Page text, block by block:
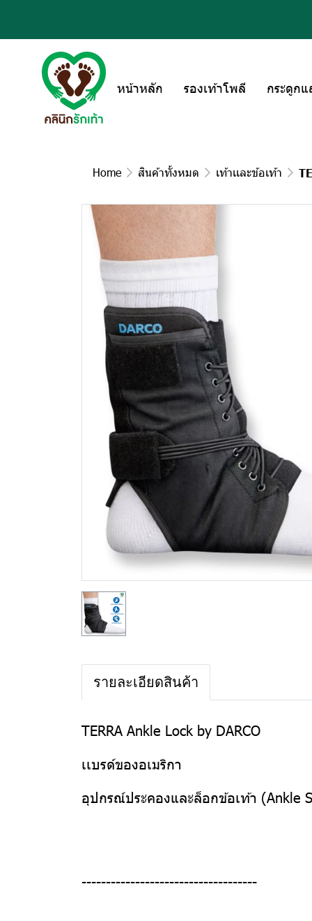
หน้าหลัก รองเท้าโพลี กระดูกแ
Home สินค้าทั้งหมด เท้าเเละข้อเท้า
รายละเอียดสินค้า
TERRA Ankle Lock by DARCO
เเบรด์ของอเมริกา
อุปกรณ์ประคองและล็อกข้อเท้า (Ankle
------------------------------------